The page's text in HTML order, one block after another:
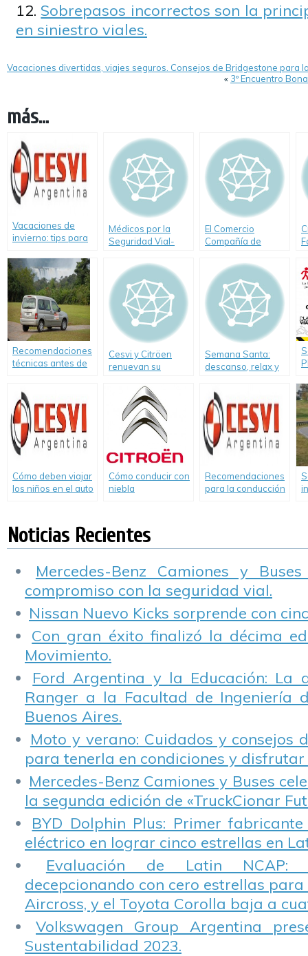
Sobrepasos incorrectos son la
en siniestro viales.
Vacaciones divertidas, viajes seguros. Consejos de Bridgestone para
« 3º Encuentro
más...
Vacaciones de
invierno: tips para
Médicos por la
Seguridad Vial-
El Comercio
Compañía de
el programa
"Conduzcamos
Mejor"
Recomendaciones
técnicas antes de
Cesvi y Citröen
renuevan su
prevención vial
Semana Santa:
descanso, relax y
Cómo deben viajar
los niños en el auto
Cómo conducir con
niebla
Recomendaciones
para la conducción
Noticias Recientes
Mercedes-Benz Camiones y
compromiso con la seguridad vial.
Nissan Nuevo Kicks sorprende con
Con gran éxito finalizó la décima
Movimiento.
Ford Argentina y la Educación: La
Ranger a la Facultad de Ingeniería
Buenos Aires.
Moto y verano: Cuidados y consejos
para tenerla en condiciones y disfrutar
Mercedes-Benz Camiones y Buses
la segunda edición de «TruckCionar
BYD Dolphin Plus: Primer
eléctrico en lograr cinco estrellas en
Evaluación de Latin NCAP:
decepcionando con cero estrellas para
Aircross, y el Toyota Corolla baja a
Volkswagen Group Argentina
Sustentabilidad 2023.